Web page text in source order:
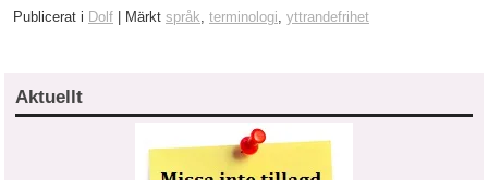
Publicerat i Dolf Märkt språk, terminologi, yttrandefrihet
Aktuellt